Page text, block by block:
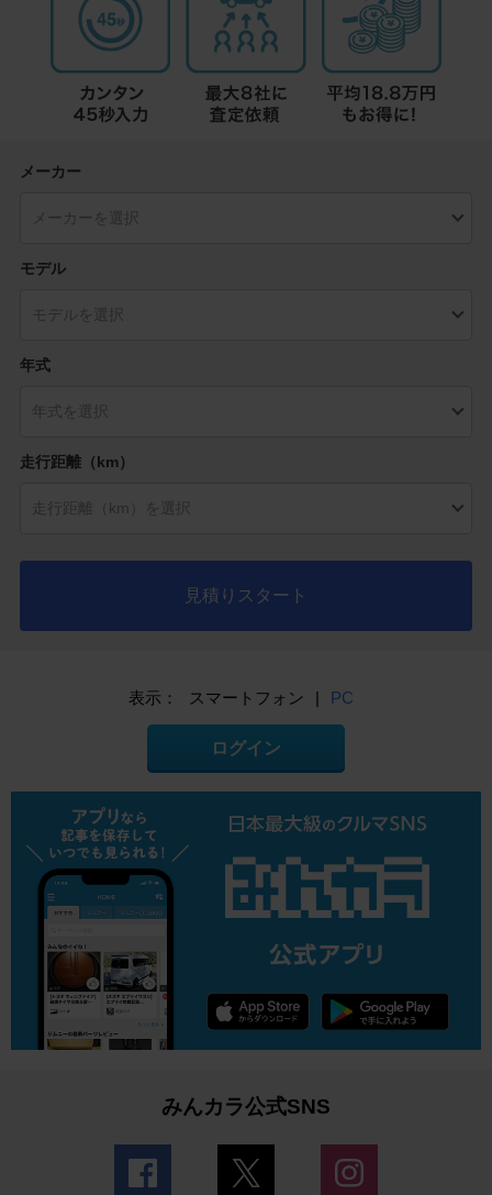
メーカー
モデル
年式
走行距離（km）
見積りスタート
表示： スマートフォン | PC
ログイン
みんカラ公式SNS